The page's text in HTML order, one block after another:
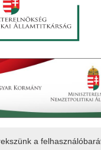
PAKSI VAK BOTTYÁN
a